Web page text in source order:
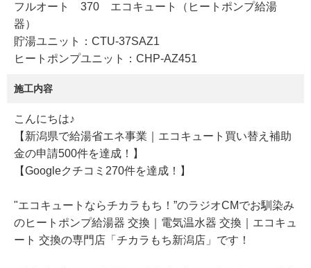
フルオート 370 エコキュート（ヒートポンプ給湯
器）
貯湯ユニット：CTU-37SAZ1
ヒートポンプユニット：CHP-AZ451
施工内容
こんにちは♪
【新潟県で給湯省エネ事業｜エコキュート買い替え補助
金の申請500件を達成！】
【Googleクチコミ270件を達成！】
"エコキュートならチカラもち！”のラジオCMでお馴染み
のヒートポンプ給湯器 交換｜電気温水器 交換｜エコキュ
ート 交換の専門店「チカラもち新潟店」です！